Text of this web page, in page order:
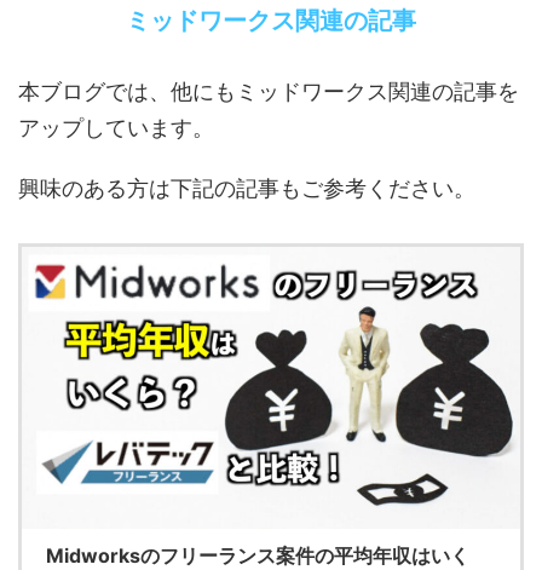
ミッドワークス関連の記事
本ブログでは、他にもミッドワークス関連の記事を
アップしています。
興味のある方は下記の記事もご参考ください。
Midworksのフリーランス案件の平均年収はいく